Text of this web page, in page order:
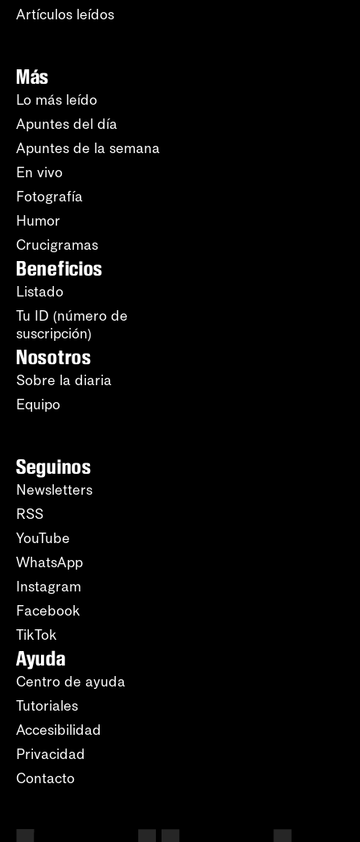
Artículos leídos
Más
Lo más leído
Apuntes del día
Apuntes de la semana
En vivo
Fotografía
Humor
Crucigramas
Beneficios
Listado
Tu ID (número de
suscripción)
Nosotros
Sobre la diaria
Equipo
Seguinos
Newsletters
RSS
YouTube
WhatsApp
Instagram
Facebook
TikTok
Ayuda
Centro de ayuda
Tutoriales
Accesibilidad
Privacidad
Contacto